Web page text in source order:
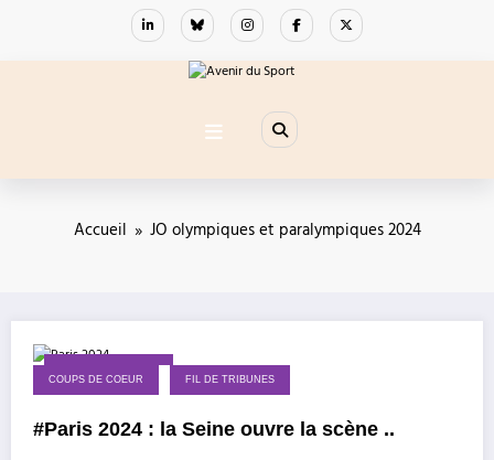
Accueil JO olympiques et paralympiques 2024
COUPS DE COEUR FIL DE TRIBUNES
#Paris 2024 : la Seine ouvre la scène ..